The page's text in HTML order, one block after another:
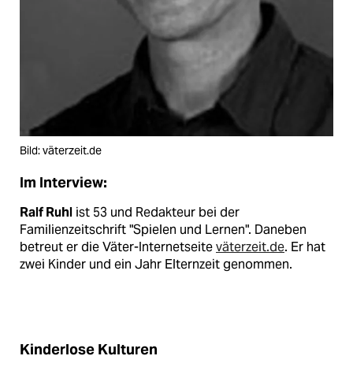
Bild: väterzeit.de
Im Interview:
Ralf Ruhl ist 53 und Redakteur bei der
Familienzeitschrift "Spielen und Lernen". Daneben
betreut er die Väter-Internetseiteväterzeit.de. Er hat
zwei Kinder und ein Jahr Elternzeit genommen.
Kinderlose Kulturen